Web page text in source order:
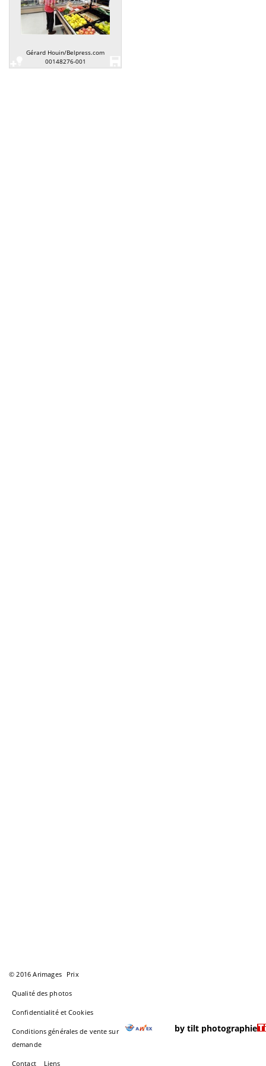
Gérard Houin/Belpress.com
00148276-001
© 2016 Arimages Prix
Qualité des photos
Confidentialité et Cookies
Conditions générales de vente sur
demande
Contact Liens
by tilt photographie